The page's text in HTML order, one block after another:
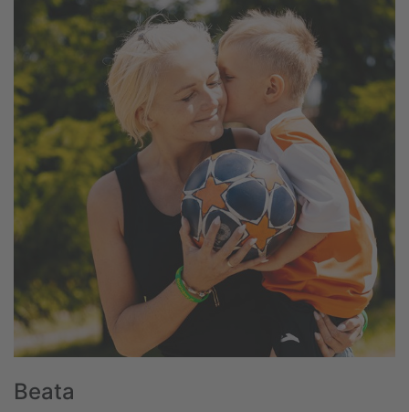
Beata